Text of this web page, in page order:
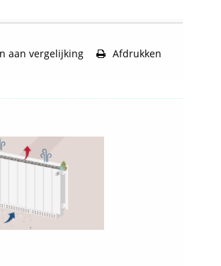
aan vergelijking Afdrukken